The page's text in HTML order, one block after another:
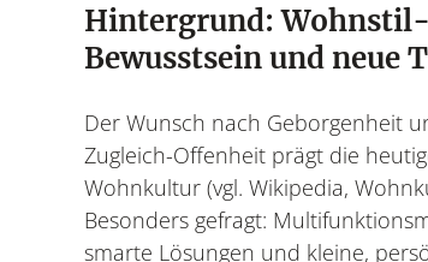
Hintergrund: Wohnstil-
Bewusstsein und neue
Der Wunsch nach Geborgenheit
Zugleich-Offenheit prägt die
Wohnkultur (vgl. Wikipedia,
Besonders gefragt:
smarte Lösungen und kleine,